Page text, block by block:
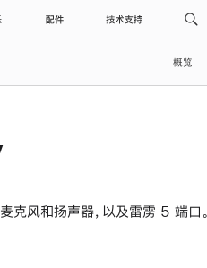
配件 技术支持
概览
风和扬声器，以及雷雳 5 端口。